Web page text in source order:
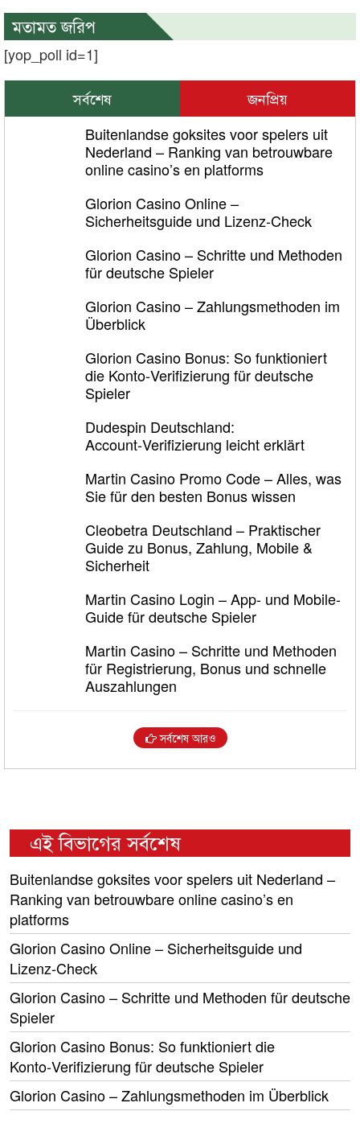
মতামত জরিপ
[yop_poll id=1]
সর্বশেষ
জনপ্রিয়
Buitenlandse goksites voor spelers uit
Nederland – Ranking van betrouwbare
online casino’s en platforms
Glorion Casino Online –
Sicherheitsguide und Lizenz‑Check
Glorion Casino – Schritte und Methoden
für deutsche Spieler
Glorion Casino – Zahlungsmethoden im
Überblick
Glorion Casino Bonus: So funktioniert
die Konto‑Verifizierung für deutsche
Spieler
Dudespin Deutschland:
Account‑Verifizierung leicht erklärt
Martin Casino Promo Code – Alles, was
Sie für den besten Bonus wissen
Cleobetra Deutschland – Praktischer
Guide zu Bonus, Zahlung, Mobile &
Sicherheit
Martin Casino Login – App- und Mobile-
Guide für deutsche Spieler
Martin Casino – Schritte und Methoden
für Registrierung, Bonus und schnelle
Auszahlungen
সর্বশেষ আরও
এই বিভাগের সর্বশেষ
Buitenlandse goksites voor spelers uit Nederland –
Ranking van betrouwbare online casino’s en
platforms
Glorion Casino Online – Sicherheitsguide und
Lizenz‑Check
Glorion Casino – Schritte und Methoden für deutsche
Spieler
Glorion Casino Bonus: So funktioniert die
Konto‑Verifizierung für deutsche Spieler
Glorion Casino – Zahlungsmethoden im Überblick